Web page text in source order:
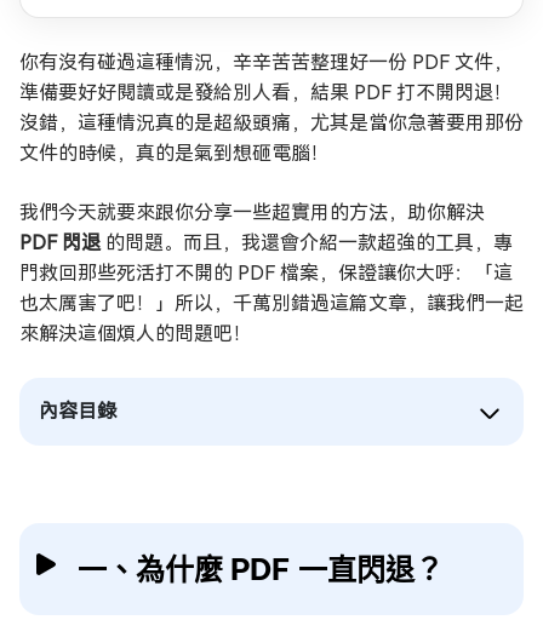
你有沒有碰過這種情況，辛辛苦苦整理好一份 PDF 文件，
準備要好好閱讀或是發給別人看，結果 PDF 打不開閃退！
沒錯，這種情況真的是超級頭痛，尤其是當你急著要用那份
文件的時候，真的是氣到想砸電腦！
我們今天就要來跟你分享一些超實用的方法，助你解決
PDF 閃退 的問題。而且，我還會介紹一款超強的工具，專
門救回那些死活打不開的 PDF 檔案，保證讓你大呼：「這
也太厲害了吧！」所以，千萬別錯過這篇文章，讓我們一起
來解決這個煩人的問題吧！
內容目錄
一、為什麼 PDF 一直閃退？